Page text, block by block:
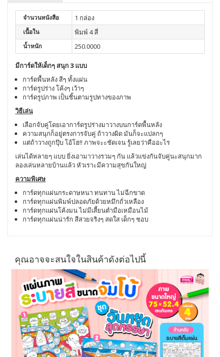
จำนวนหนังสือ 1 กล่อง
เนื้อใน พิมพ์ 4 สี่
น้ำหนัก 250.0000
มีการ์ดให้เด็กๆ สนุก 3 แบบ
การ์ดพื้นหลัง สีๆ ทั้งแผ่น
การ์ดรูปร่าง โค้งๆ เว้าๆ
การ์ดรูปภาพ เป็นชิ้นตามรูปทางของภาพ
วิธีเล่น
เลือกจับคู่โดยเอาการ์ดรูปร่างมาวางบนการ์ดพื้นหลัง
ความสนุกก็อยู่ตรงการจับคู่ ถ้าวางผิด มันก็จะแปลกๆ
แต่ถ้าวางถูกปุ๊บ โอ้โฮ!! ภาพจะะชัดเจน รู้เลยว่าคืออะไร
เล่นได้หลายๆ แบบ ยิ่งเอามาวางรวมๆ กัน แล้วแข่งกันจับคู่นะสนุกมาก
ลองเล่นหลายบ้านแล้ว หัวเราะมีความสุขกันใหญ่
ความพิเศษ
การ์ดทุกแผ่นกระดาษหนา ทนทาน ไม่ฉีกขาด
การ์ดทุกแผ่นพิมพ์ปลอดภัยด้วยหมึกถั่วเหลือง
การ์ดทุกแผ่นโค้งมน ไม่มีเสี้ยนตำมือเหมือนไม้
การ์ดทุกแผ่นน่ารัก สีสวยจริงๆ สดใส เด็กๆ ชอบ
คุณอาจจะสนใจในสินค้าดังต่อไปนี้